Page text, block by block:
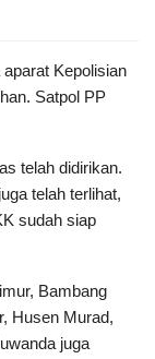
Kepolisian
Satpol PP
telah didirikan.
telah terlihat,
sudah siap
Bambang
Husen Murad,
juga